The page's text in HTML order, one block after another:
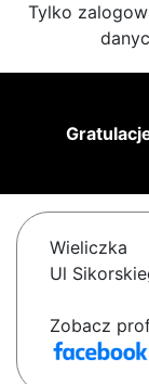
Tylko
Wieliczka
Ul
Zobacz